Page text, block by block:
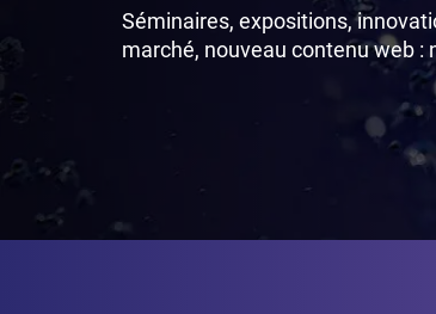
Séminaires, expositions,
marché, nouveau contenu web
FILTRER